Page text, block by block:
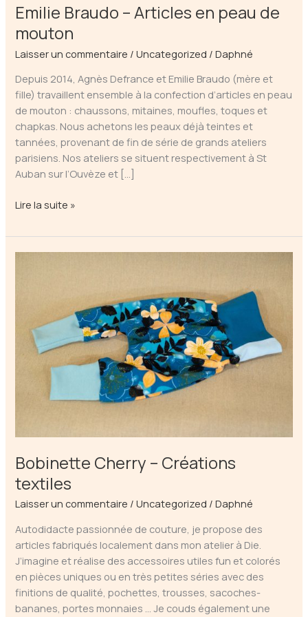
Emilie Braudo – Articles en peau de
mouton
Laisser un commentaire /Uncategorized /Daphné
Depuis 2014, Agnès Defrance et Emilie Braudo (mère et
fille) travaillent ensemble à la confection d’articles en peau
de mouton : chaussons, mitaines, moufles, toques et
chapkas. Nous achetons les peaux déjà teintes et
tannées, provenant de fin de série de grands ateliers
parisiens. Nos ateliers se situent respectivement à St
Auban sur l’Ouvèze et […]
Emilie
–
Articles
Lire la suite »
Bobinette Cherry – Créations
textiles
Laisser un commentaire /Uncategorized /Daphné
Autodidacte passionnée de couture, je propose des
articles fabriqués localement dans mon atelier à Die.
J’imagine et réalise des accessoires utiles fun et colorés
en pièces uniques ou en très petites séries avec des
finitions de qualité, pochettes, trousses, sacoches-
bananes, portes monnaies … Je couds également une